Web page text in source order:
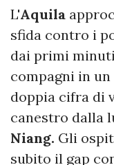
L'Aquila
sfida contro i
dai primi
compagni in
doppia cifra di
canestro dalla
Niang. Gli
subito il gap